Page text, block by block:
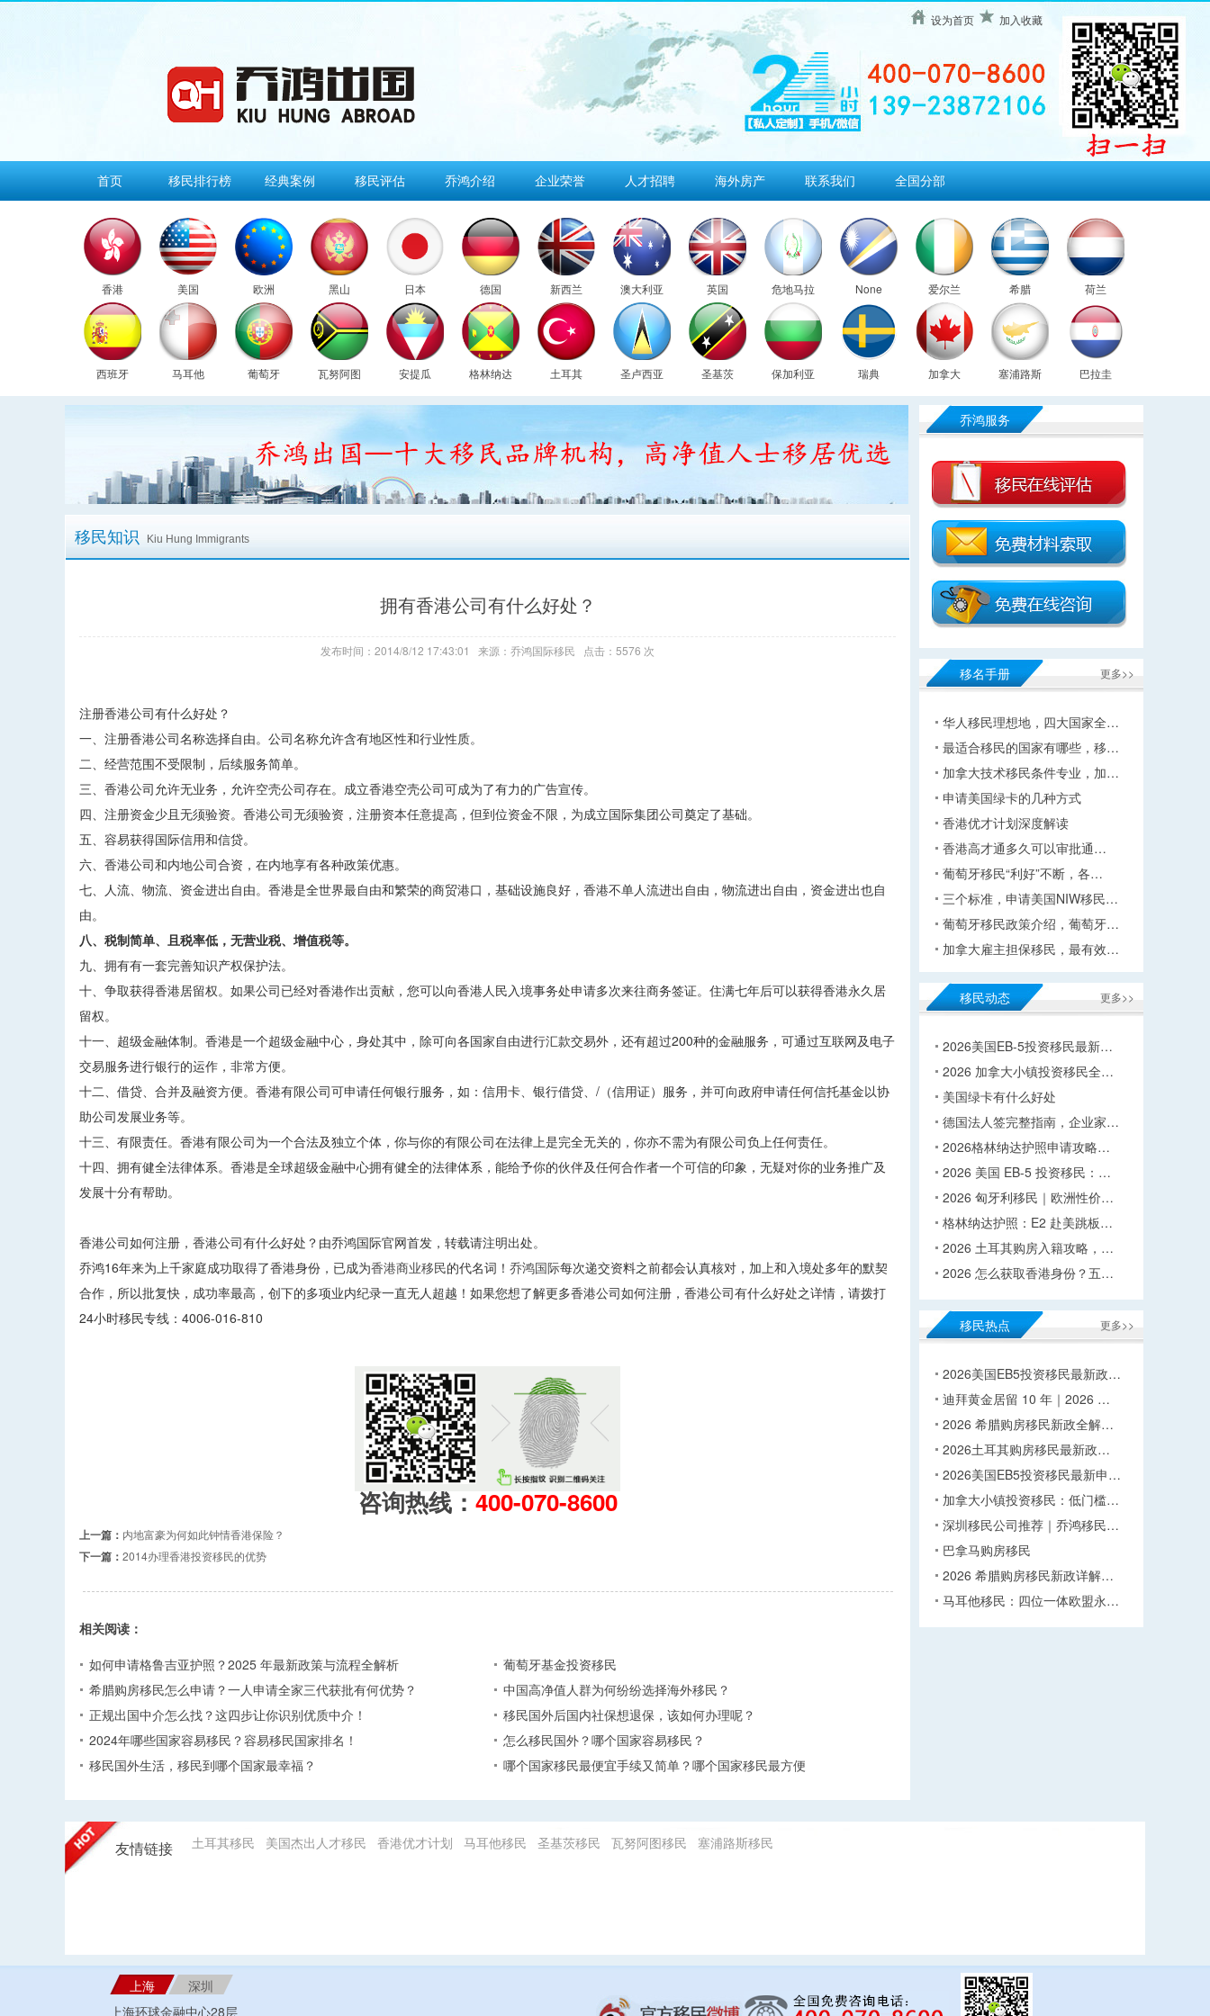
设为首页 加入收藏
首页 移民排行榜 经典案例 移民评估 乔鸿介绍 企业荣誉 人才招聘 海外房产 联系我们 全国分部
香港 美国 欧洲 黑山 日本 德国 新西兰 澳大利亚 英国 危地马拉 None 爱尔兰 希腊 荷兰
西班牙 马耳他 葡萄牙 瓦努阿图 安提瓜 格林纳达 土耳其 圣卢西亚 圣基茨 保加利亚 瑞典 加拿大 塞浦路斯 巴拉圭
移民知识 Kiu Hung Immigrants
拥有香港公司有什么好处？
发布时间：2014/8/12 17:43:01 来源：乔鸿国际移民 点击：5576 次
注册香港公司有什么好处？
一、注册香港公司名称选择自由。公司名称允许含有地区性和行业性质。
二、经营范围不受限制，后续服务简单。
三、香港公司允许无业务，允许空壳公司存在。成立香港空壳公司可成为了有力的广告宣传。
四、注册资金少且无须验资。香港公司无须验资，注册资本任意提高，但到位资金不限，为成立国际集团公司奠定了基础。
五、容易获得国际信用和信贷。
六、香港公司和内地公司合资，在内地享有各种政策优惠。
七、人流、物流、资金进出自由。香港是全世界最自由和繁荣的商贸港口，基础设施良好，香港不单人流进出自由，物流进出自由，资金进出也自
由。
八、税制简单、且税率低，无营业税、增值税等。
九、拥有有一套完善知识产权保护法。
十、争取获得香港居留权。如果公司已经对香港作出贡献，您可以向香港人民入境事务处申请多次来往商务签证。住满七年后可以获得香港永久居
留权。
十一、超级金融体制。香港是一个超级金融中心，身处其中，除可向各国家自由进行汇款交易外，还有超过200种的金融服务，可通过互联网及电子
交易服务进行银行的运作，非常方便。
十二、借贷、合并及融资方便。香港有限公司可申请任何银行服务，如：信用卡、银行借贷、/（信用证）服务，并可向政府申请任何信托基金以协
助公司发展业务等。
十三、有限责任。香港有限公司为一个合法及独立个体，你与你的有限公司在法律上是完全无关的，你亦不需为有限公司负上任何责任。
十四、拥有健全法律体系。香港是全球超级金融中心拥有健全的法律体系，能给予你的伙伴及任何合作者一个可信的印象，无疑对你的业务推广及
发展十分有帮助。
香港公司如何注册，香港公司有什么好处？由乔鸿国际官网首发，转载请注明出处。
乔鸿16年来为上千家庭成功取得了香港身份，已成为香港商业移民的代名词！ 乔鸿国际每次递交资料之前都会认真核对，加上和入境处多年的默契
合作，所以批复快，成功率最高，创下的多项业内纪录一直无人超越！如果您想了解更多香港公司如何注册，香港公司有什么好处之详情，请拨打
24小时移民专线：4006-016-810
咨询热线： 400-070-8600
上一篇： 内地富豪为何如此钟情香港保险？
下一篇： 2014办理香港投资移民的优势
相关阅读：
如何申请格鲁吉亚护照？2025 年最新政策与流程全解析​
葡萄牙基金投资移民
希腊购房移民怎么申请？一人申请全家三代获批有何优势？​
中国高净值人群为何纷纷选择海外移民？
正规出国中介怎么找？这四步让你识别优质中介！
移民国外后国内社保想退保，该如何办理呢？
2024年哪些国家容易移民？容易移民国家排名！
怎么移民国外？哪个国家容易移民？
移民国外生活，移民到哪个国家最幸福？
哪个国家移民最便宜手续又简单？哪个国家移民最方便
乔鸿服务
更多>>
移名手册
华人移民理想地，四大国家全…
最适合移民的国家有哪些，移…
加拿大技术移民条件专业，加…
申请美国绿卡的几种方式
香港优才计划深度解读
香港高才通多久可以审批通…
葡萄牙移民“利好”不断，各…
三个标准，申请美国NIW移民…
葡萄牙移民政策介绍，葡萄牙…
加拿大雇主担保移民，最有效…
更多>>
移民动态
2026美国EB-5投资移民最新…
2026 加拿大小镇投资移民全…
美国绿卡有什么好处
德国法人签完整指南，企业家…
2026格林纳达护照申请攻略…
2026 美国 EB-5 投资移民：…
2026 匈牙利移民｜欧洲性价…
格林纳达护照：E2 赴美跳板…
2026 土耳其购房入籍攻略，…
2026 怎么获取香港身份？五…
更多>>
移民热点
2026美国EB5投资移民最新政…
迪拜黄金居留 10 年｜2026 …
2026 希腊购房移民新政全解…
2026土耳其购房移民最新政…
2026美国EB5投资移民最新申…
加拿大小镇投资移民：低门槛…
深圳移民公司推荐｜乔鸿移民…
巴拿马购房移民
2026 希腊购房移民新政详解…
马耳他移民：四位一体欧盟永…
友情链接 土耳其移民 美国杰出人才移民 香港优才计划 马耳他移民 圣基茨移民 瓦努阿图移民 塞浦路斯移民
上海
深圳
上海环球金融中心28层